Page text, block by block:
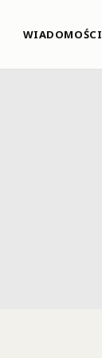
WIADOMOŚCI